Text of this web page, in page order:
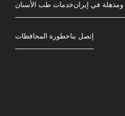
خدمات طب الأسنانومذهلة في إيران
خطورة المحافظاتإتصل بنا